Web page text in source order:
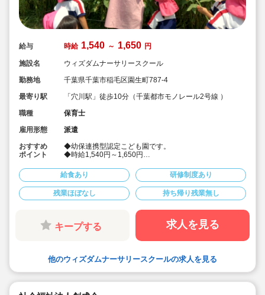
給与 時給 1,540 ～ 1,650 円
施設名
ウィズダムナーサリースクール
勤務地
千葉県千葉市稲毛区園生町787-4
最寄り駅
「穴川駅」徒歩10分（千葉都市モノレール2号線 ）
職種
保育士
雇用形態
派遣
おすすめ
ポイント
◆幼保連携型認定こども園です。
◆時給1,540円～1,650円
◆社会保険完備！
◆皆勤手当あり♪
◆遅番を中心に入れる方や役回りを受けていただける方
は時給1,650円も可能！
給食あり 研修制度あり
残業ほぼなし 持ち帰り残業無し
キープする 求人を見る
他のウィズダムナーサリースクールの求人を見る